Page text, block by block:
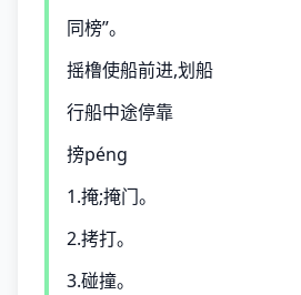
同榜”。
摇橹使船前进,划船
行船中途停靠
搒péng
1.掩;掩门。
2.拷打。
3.碰撞。